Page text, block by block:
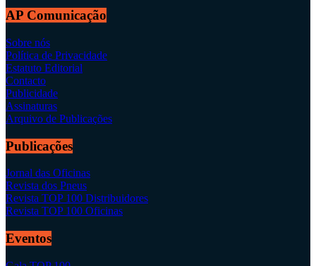
AP Comunicação
Sobre nós
Política de Privacidade
Estatuto Editorial
Contacto
Publicidade
Assinaturas
Arquivo de Publicações
Publicações
Jornal das Oficinas
Revista dos Pneus
Revista TOP 100 Distribuidores
Revista TOP 100 Oficinas
Eventos